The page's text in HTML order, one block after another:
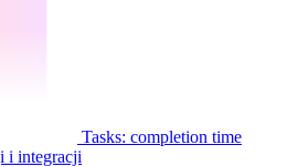
Tasks: completion time
i integracji